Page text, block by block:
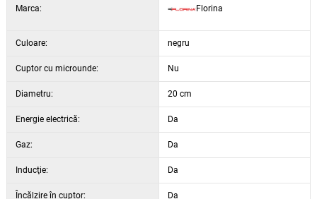
Marca: Florina
Culoare: negru
Cuptor cu microunde: Nu
Diametru: 20 cm
Energie electrică: Da
Gaz: Da
Inducţie: Da
Încălzire în cuptor: Da